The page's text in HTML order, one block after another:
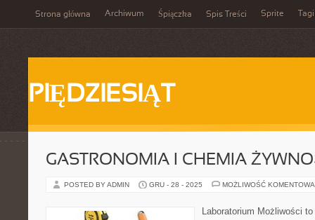
Strona główna Archiwum Śpiączka Spis Treści Sprite Tagi
PIĘDZIESIĄT
GASTRONOMIA I CHEMIA
POSTED BY ADMIN GRU - 28 - 2025 MOŻLIWOŚĆ
Laboratorium Możliwości